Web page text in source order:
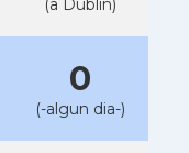
(a Dublin)
0
(-algun dia-)